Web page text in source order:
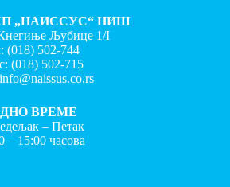
„НАИССУС“ НИШ
Љубице 1/I
(018) 502-744
(018) 502-715
info@naissus.co.rs
ВРЕМЕ
– Петак
– 15:00 часова